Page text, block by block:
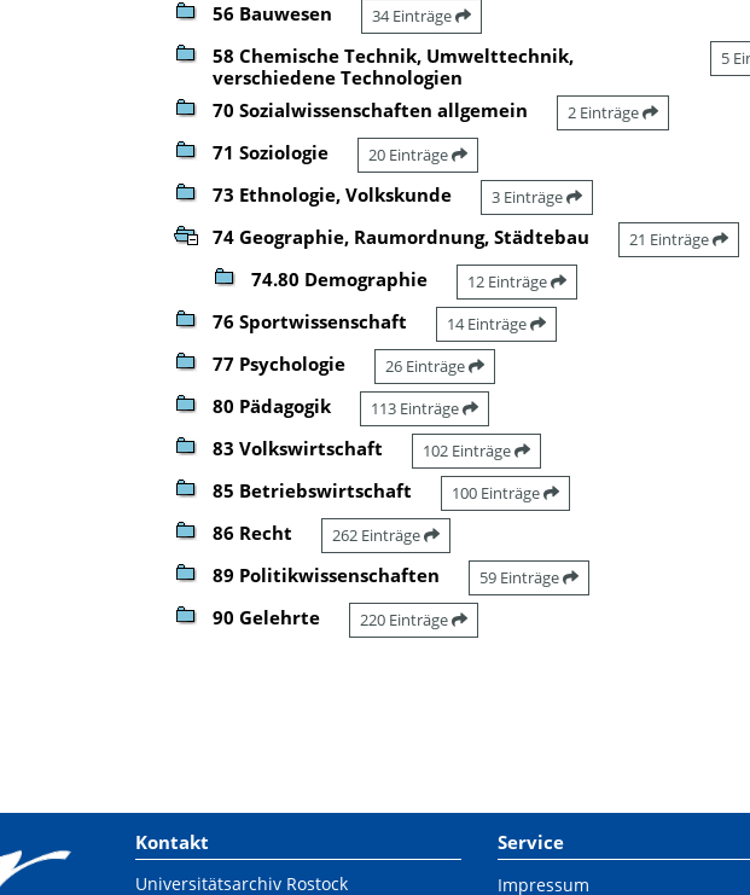
56 Bauwesen 34 Einträge
58 Chemische Technik, Umwelttechnik,
verschiedene Technologien
5
70 Sozialwissenschaften allgemein 2 Einträge
71 Soziologie 20 Einträge
73 Ethnologie, Volkskunde 3 Einträge
74 Geographie, Raumordnung, Städtebau 21 Einträge
74.80 Demographie 12 Einträge
76 Sportwissenschaft 14 Einträge
77 Psychologie 26 Einträge
80 Pädagogik 113 Einträge
83 Volkswirtschaft 102 Einträge
85 Betriebswirtschaft 100 Einträge
86 Recht 262 Einträge
89 Politikwissenschaften 59 Einträge
90 Gelehrte 220 Einträge
Kontakt
Universitätsarchiv Rostock
Service
Impressum